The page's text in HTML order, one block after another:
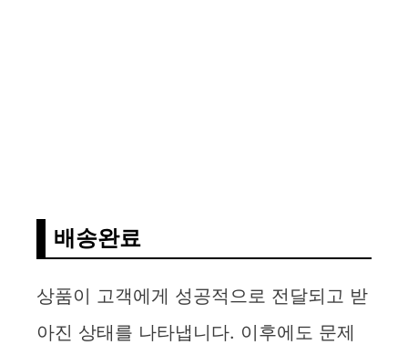
배송완료
상품이 고객에게 성공적으로 전달되고 받
아진 상태를 나타냅니다. 이후에도 문제